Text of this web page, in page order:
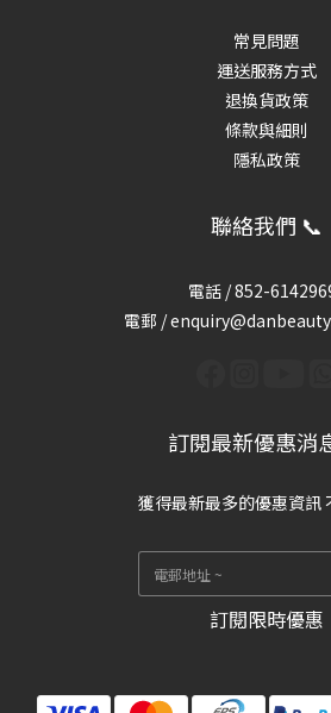
常見問題
運送服務方式
退換貨政策
條款與細則
隱私政策
聯絡我們 📞
電話 /852-
電郵 /
訂閱最新優惠消
獲得最新最多的優惠資訊
訂閱限時優惠